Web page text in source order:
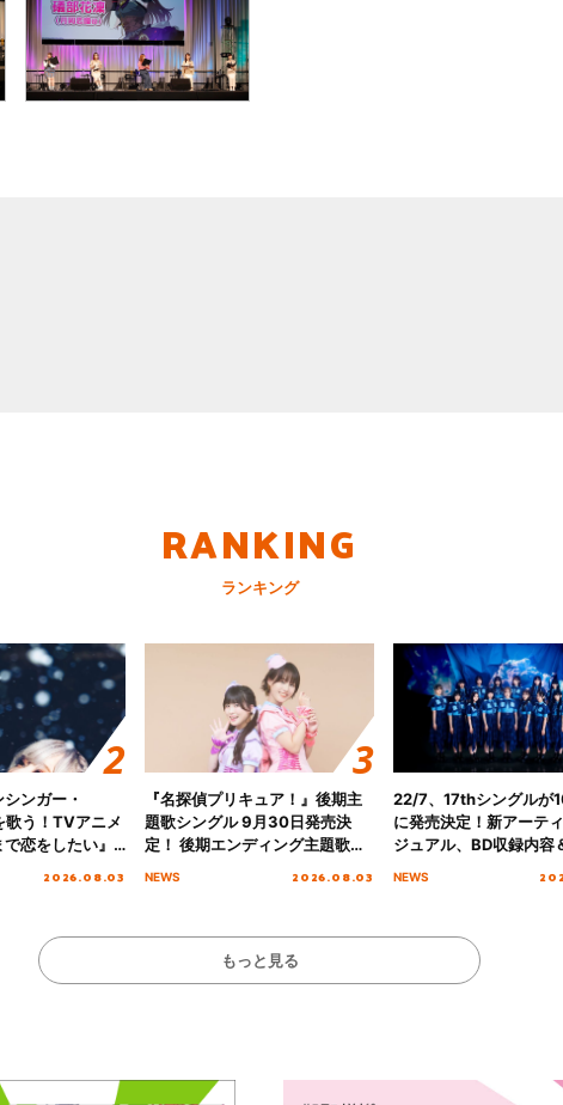
RANKING
ランキング
ンガー・
歌う！TVアニメ
で恋をしたい』
2026.08.03
『名探偵プリキュア！』後期主
題歌シングル 9月30日発売決
定！ 後期エンディング主題歌
NEWS 2026.08.03
22/7、17thシングルが
に発売決定！新アーテ
ジュアル、BD収録内容
NEWS
もっと見る